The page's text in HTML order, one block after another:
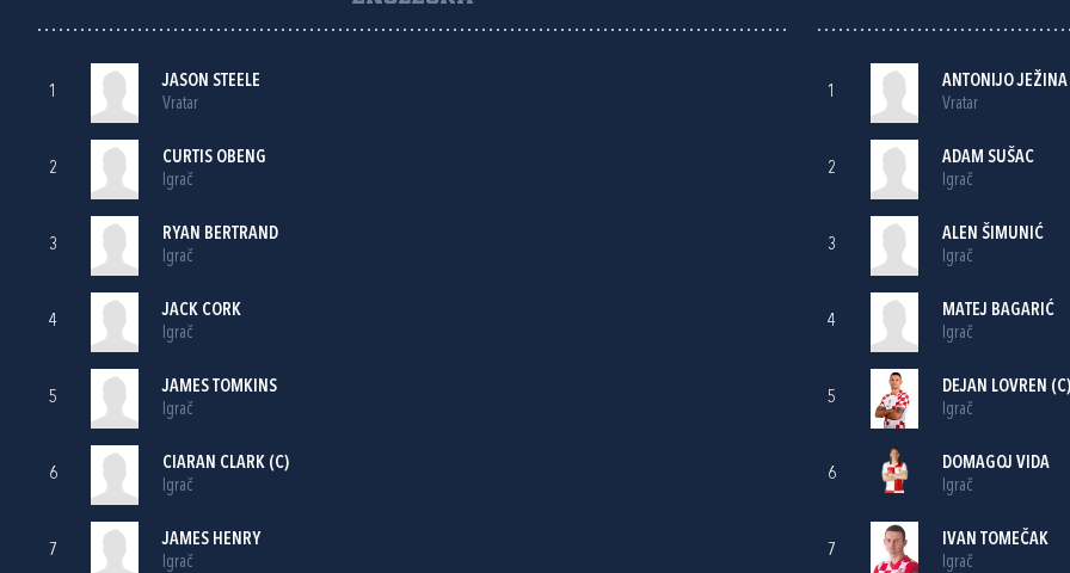
1
JASON STEELE
Vratar
2
CURTIS OBENG
Igrač
3
RYAN BERTRAND
Igrač
4
JACK CORK
Igrač
5
JAMES TOMKINS
Igrač
6
CIARAN CLARK (C)
Igrač
7
JAMES HENRY
Igrač
1
ANTONIJO JEŽINA
Vratar
2
ADAM SUŠAC
Igrač
3
ALEN ŠIMUNIĆ
Igrač
4
MATEJ BAGARIĆ
Igrač
5
DEJAN LOVREN (C)
Igrač
6
DOMAGOJ VIDA
Igrač
7
IVAN TOMEČAK
Igrač